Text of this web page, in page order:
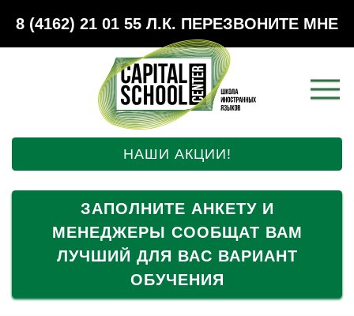
8 (4162) 21 01 55 Л.К. ПЕРЕЗВОНИТЕ МНЕ
НАШИ АКЦИИ!
ЗАПОЛНИТЕ АНКЕТУ И
МЕНЕДЖЕРЫ СООБЩАТ ВАМ
ЛУЧШИЙ ДЛЯ ВАС ВАРИАНТ
ОБУЧЕНИЯ